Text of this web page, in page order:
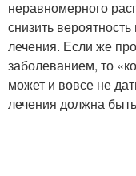
неравномерного
снизить
лечения. Если же
заболеванием, то
может и вовсе не
лечения должна